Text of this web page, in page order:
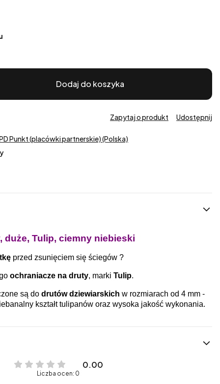
Dodaj do koszyka
Zapytaj o produkt Udostępnij
Punkt (placówki partnerskie) (Polska)
duże, Tulip, ciemny niebieski
przed zsunięciem się ściegów ?
ochraniacze na druty, marki Tulip.
są do drutów dziewiarskich w rozmiarach od 4 mm -
kształt tulipanów oraz wysoka jakość wykonania.
0.00
Liczba ocen: 0